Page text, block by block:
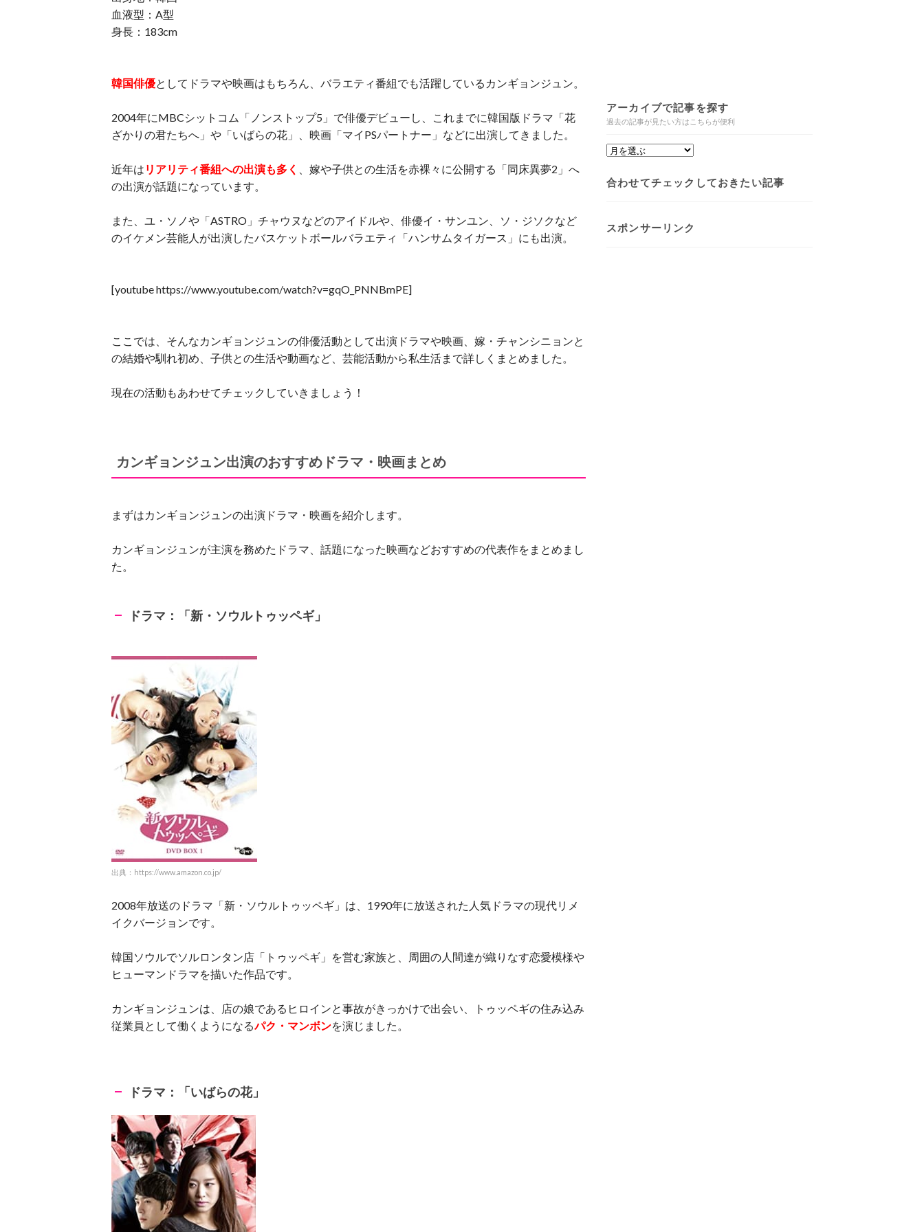
血液型：A型
身長：183cm
韓国俳優としてドラマや映画はもちろん、バラエティ番組でも活躍しているカンギョンジュン。
2004年にMBCシットコム「ノンストップ5」で俳優デビューし、これまでに韓国版ドラマ「花
ざかりの君たちへ」や「いばらの花」、映画「マイPSパートナー」などに出演してきました。
近年は リアリティ番組への出演も多く
、嫁や子供との生活を赤裸々に公開する「同床異夢2」へ
の出演が話題になっています。
また、ユ・ソノや「ASTRO」チャウヌなどのアイドルや、俳優イ・サンユン、ソ・ジソクなど
のイケメン芸能人が出演したバスケットボールバラエティ「ハンサムタイガース」にも出演。
[youtube https://www.youtube.com/watch?v=gqO_PNNBmPE]
ここでは、そんなカンギョンジュンの俳優活動として出演ドラマや映画、嫁・チャンシニョンと
の結婚や馴れ初め、子供との生活や動画など、芸能活動から私生活まで詳しくまとめました。
現在の活動もあわせてチェックしていきましょう！
カンギョンジュン出演のおすすめドラマ・映画まとめ
まずはカンギョンジュンの出演ドラマ・映画を紹介します。
カンギョンジュンが主演を務めたドラマ、話題になった映画などおすすめの代表作をまとめまし
た。
ドラマ：「新・ソウルトゥッペギ」
出典：https://www.amazon.co.jp/
2008年放送のドラマ「新・ソウルトゥッペギ」は、1990年に放送された人気ドラマの現代リメ
イクバージョンです。
韓国ソウルでソルロンタン店「トゥッペギ」を営む家族と、周囲の人間達が織りなす恋愛模様や
ヒューマンドラマを描いた作品です。
カンギョンジュンは、店の娘であるヒロインと事故がきっかけで出会い、トゥッペギの住み込み
従業員として働くようになるパク・マンボンを演じました。
ドラマ：「いばらの花」
アーカイブで記事を探す
過去の記事が見たい方はこちらが便利
合わせてチェックしておきたい記事
スポンサーリンク